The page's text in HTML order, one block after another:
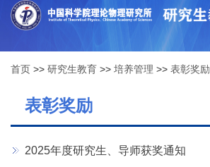
首页 >> 研究生教育 >> 培养管理 >> 表彰奖励
表彰奖励
2025年度研究生、导师获奖通知